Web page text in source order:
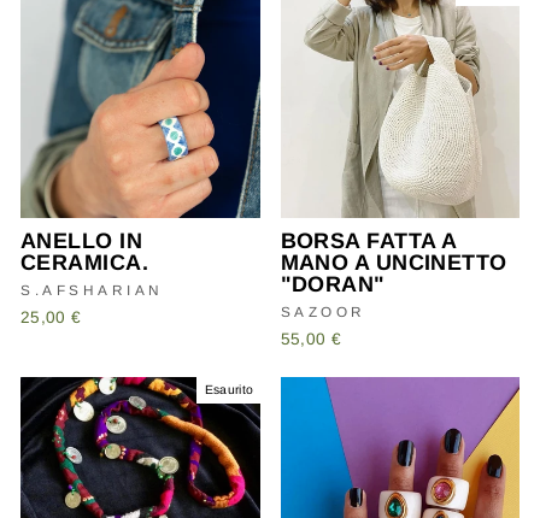
ANELLO IN
CERAMICA.
S.AFSHARIAN
25,00 €
BORSA FATTA A
MANO A UNCINETTO
"DORAN"
SAZOOR
55,00 €
Esaurito